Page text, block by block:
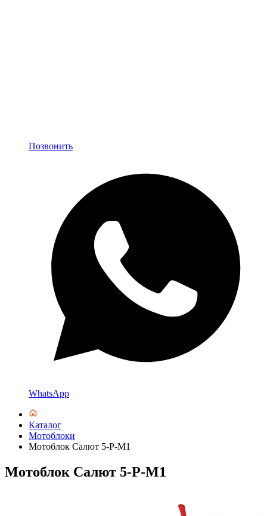
Позвонить
WhatsApp
Каталог
Мотоблоки
Мотоблок Салют 5-Р-М1
Мотоблок Салют 5-Р-М1